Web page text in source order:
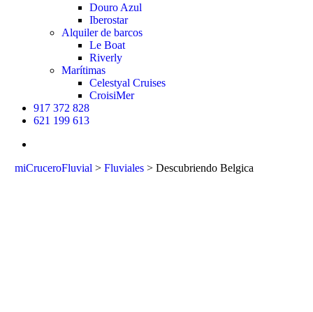
Douro Azul
Iberostar
Alquiler de barcos
Le Boat
Riverly
Marítimas
Celestyal Cruises
CroisiMer
917 372 828
621 199 613
miCruceroFluvial >Fluviales >Descubriendo Belgica